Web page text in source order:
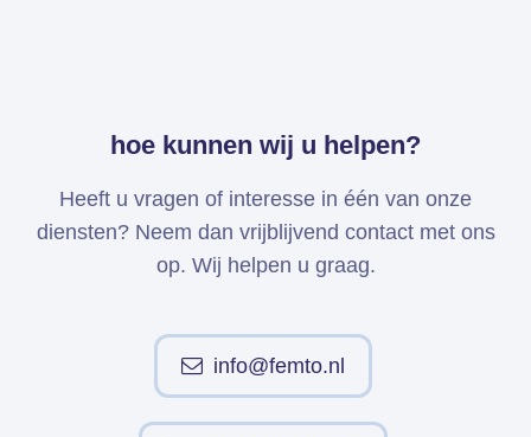
hoe kunnen wij u helpen?
Heeft u vragen of interesse in één van onze
diensten? Neem dan vrijblijvend contact met ons
op. Wij helpen u graag.
info@femto.nl